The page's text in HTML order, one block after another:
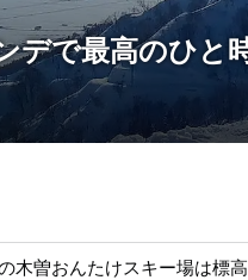
デで最高のひ
木曽おんたけスキー場は標